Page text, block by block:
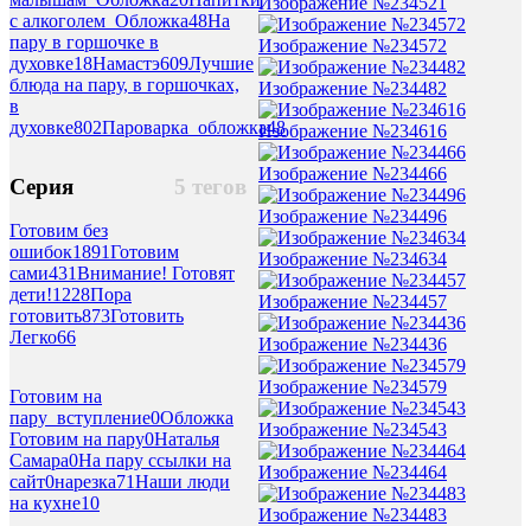
с алкоголем_Обложка48На
пару в горшочке в
духовке18Намастэ609Лучшие
блюда на пару, в горшочках,
в
духовке802Пароварка_обложка48
5 тегов
Серия
Готовим без
ошибок1891Готовим
сами431Внимание! Готовят
дети!1228Пора
готовить873Готовить
Легко66
Готовим на
пару_вступление0Обложка
Готовим на пару0Наталья
Самара0На пару ссылки на
сайт0нарезка71Наши люди
на кухне10
Изображение №234572
Изображение №234482
Изображение №234616
Изображение №234466
Изображение №234496
Изображение №234634
Изображение №234457
Изображение №234436
Изображение №234579
Изображение №234543
Изображение №234464
Изображение №234483